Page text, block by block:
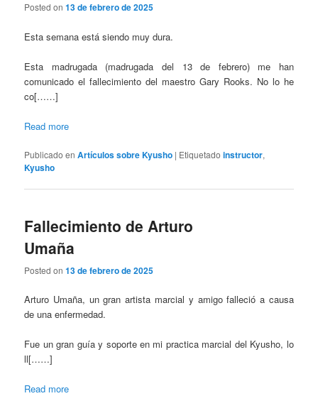
Posted on13 de febrero de 2025
Esta semana está siendo muy dura.
Esta madrugada (madrugada del 13 de febrero) me han
comunicado el fallecimiento del maestro Gary Rooks. No lo he
co[……]
Read more
Publicado en Artículos sobre Kyusho | Etiquetado instructor,
Kyusho
Fallecimiento de Arturo
Umaña
Posted on13 de febrero de 2025
Arturo Umaña, un gran artista marcial y amigo falleció a causa
de una enfermedad.
Fue un gran guía y soporte en mi practica marcial del Kyusho, lo
ll[……]
Read more